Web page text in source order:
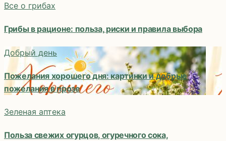
Все о грибах
Грибы в рационе: польза, риски и правила выбора
Добрый день
Пожелания хорошего дня: картинки и добрые
пожелания в прозе
Зеленая аптека
Польза свежих огурцов, огуречного сока,